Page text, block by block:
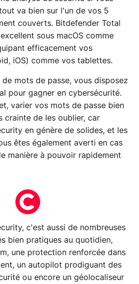
va bien sur l'un de vos 5
couverts. Bitdefender Total
sous macOS comme
efficacement vos
iOS) comme vos tablettes.
mots de passe, vous disposez
pour gagner en cybersécurité.
varier vos mots de passe bien
crainte de les oublier, car
en génère de solides, et les
êtes également averti en cas
manière à pouvoir rapidement
c'est aussi de nombreuses
bien pratiques au quotidien,
une protection renforcée dans
un autopilot prodiguant des
ou encore un géolocaliseur